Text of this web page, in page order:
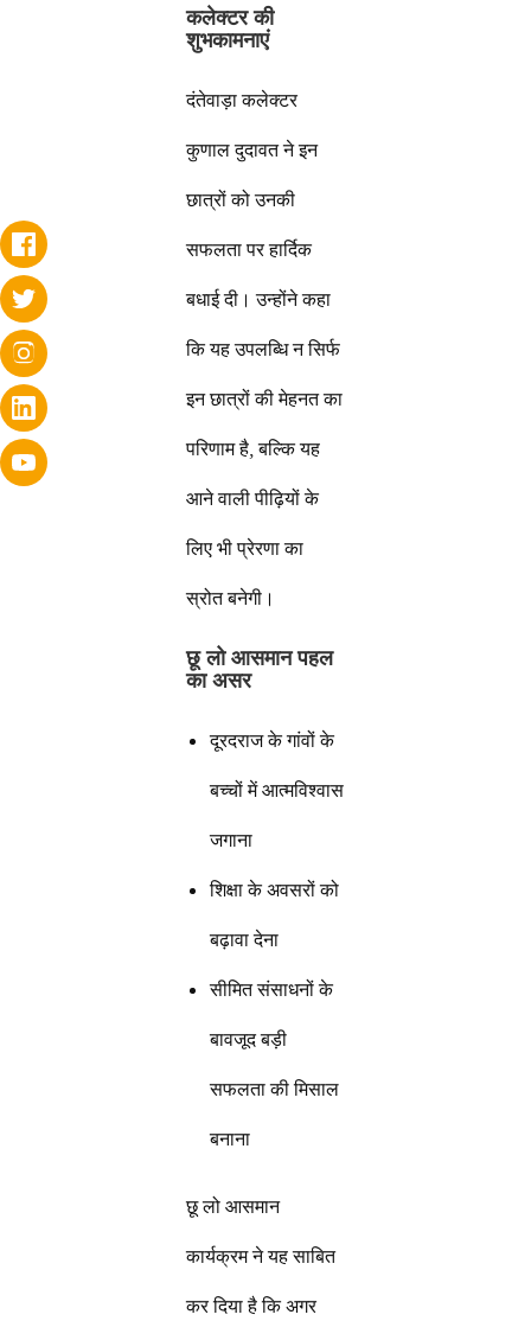
कलेक्टर की
शुभकामनाएं
दंतेवाड़ा कलेक्टर
कुणाल दुदावत ने इन
छात्रों को उनकी
सफलता पर हार्दिक
बधाई दी। उन्होंने कहा
कि यह उपलब्धि न सिर्फ
इन छात्रों की मेहनत का
परिणाम है, बल्कि यह
आने वाली पीढ़ियों के
लिए भी प्रेरणा का
स्रोत बनेगी।
छू लो आसमान पहल
का असर
दूरदराज के गांवों के
बच्चों में आत्मविश्वास
जगाना
शिक्षा के अवसरों को
बढ़ावा देना
सीमित संसाधनों के
बावजूद बड़ी
सफलता की मिसाल
बनाना
छू लो आसमान
कार्यक्रम ने यह साबित
कर दिया है कि अगर